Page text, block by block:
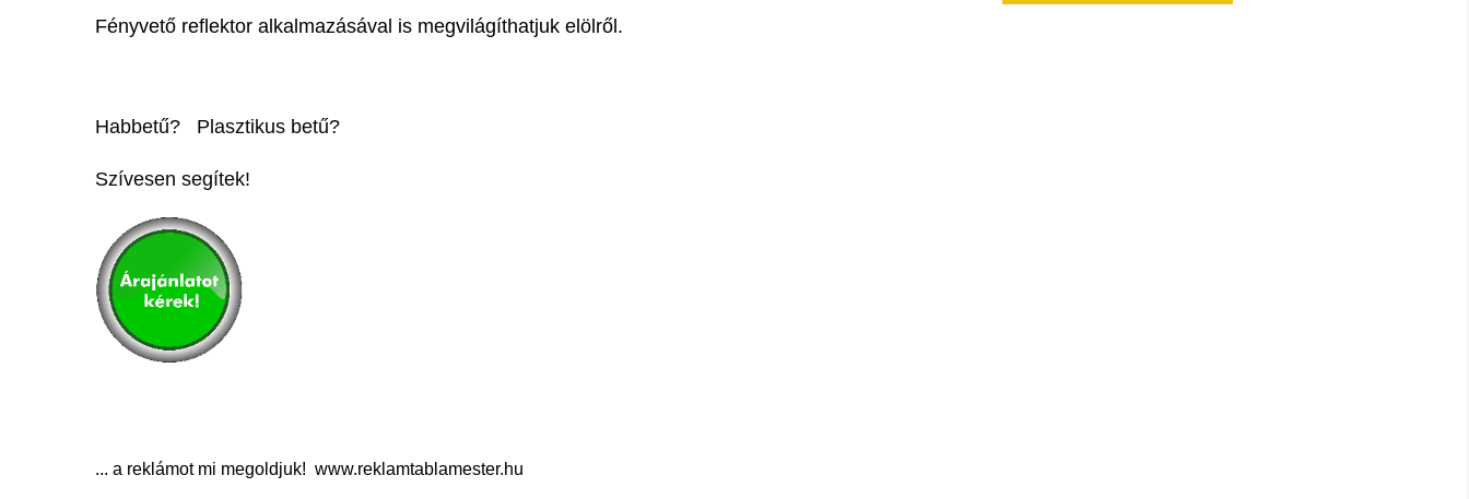
Fényvető reflektor alkalmazásával is megvilágíthatjuk elölről.
Habbetű? Plasztikus betű?
Szívesen segítek!
... a reklámot mi megoldjuk! www.reklamtablamester.hu